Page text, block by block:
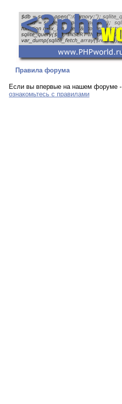
Правила форума
Если вы впервые на нашем форуме -
ознакомьтесь с правилами